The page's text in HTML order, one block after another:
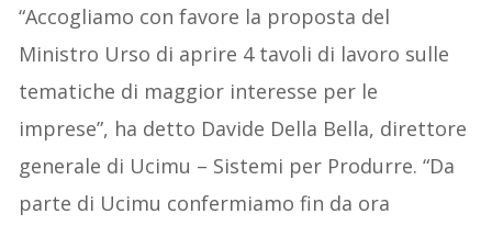
“Accogliamo con favore la proposta del
Ministro Urso di aprire 4 tavoli di lavoro sulle
tematiche di maggior interesse per le
imprese”, ha detto Davide Della Bella, direttore
generale di Ucimu – Sistemi per Produrre. “Da
parte di Ucimu confermiamo fin da ora